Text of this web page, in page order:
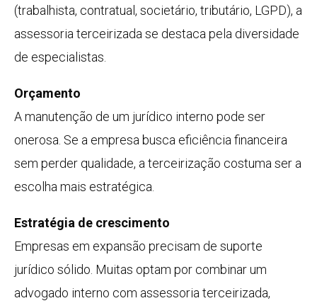
(trabalhista, contratual, societário, tributário, LGPD), a
assessoria terceirizada se destaca pela diversidade
de especialistas.
Orçamento
A manutenção de um jurídico interno pode ser
onerosa. Se a empresa busca eficiência financeira
sem perder qualidade, a terceirização costuma ser a
escolha mais estratégica.
Estratégia de crescimento
Empresas em expansão precisam de suporte
jurídico sólido. Muitas optam por combinar um
advogado interno com assessoria terceirizada,